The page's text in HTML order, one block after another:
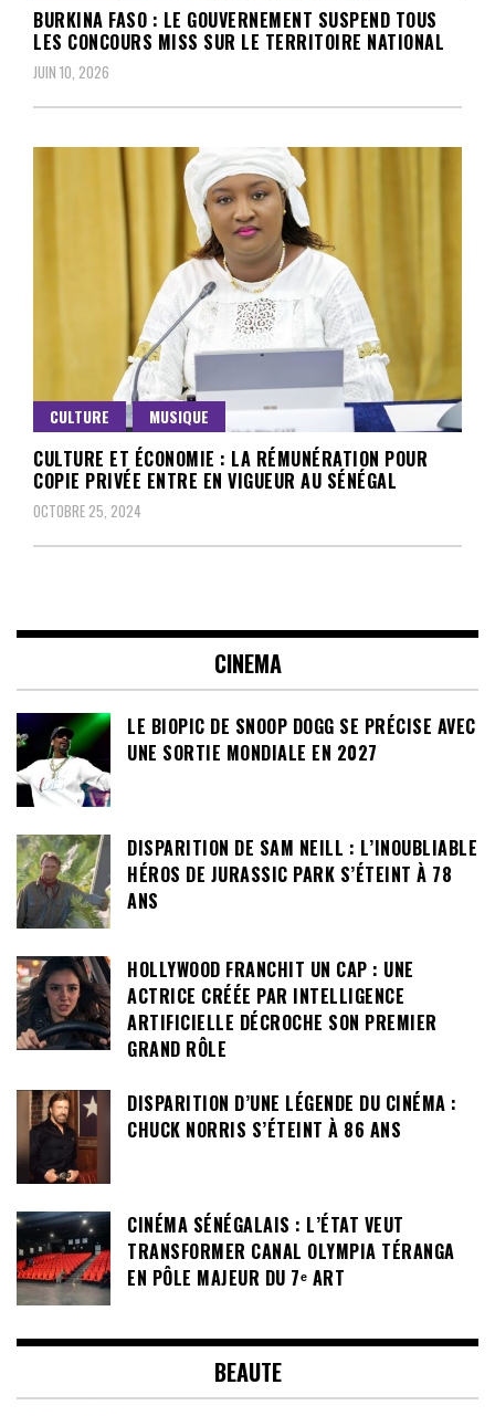
BURKINA FASO : LE GOUVERNEMENT SUSPEND TOUS
LES CONCOURS MISS SUR LE TERRITOIRE NATIONAL
JUIN 10, 2026
CULTURE MUSIQUE
CULTURE ET ÉCONOMIE : LA RÉMUNÉRATION POUR
COPIE PRIVÉE ENTRE EN VIGUEUR AU SÉNÉGAL
OCTOBRE 25, 2024
CINEMA
LE BIOPIC DE SNOOP DOGG SE PRÉCISE AVEC
UNE SORTIE MONDIALE EN 2027
DISPARITION DE SAM NEILL : L’INOUBLIABLE
HÉROS DE JURASSIC PARK S’ÉTEINT À 78
ANS
HOLLYWOOD FRANCHIT UN CAP : UNE
ACTRICE CRÉÉE PAR INTELLIGENCE
ARTIFICIELLE DÉCROCHE SON PREMIER
GRAND RÔLE
DISPARITION D’UNE LÉGENDE DU CINÉMA :
CHUCK NORRIS S’ÉTEINT À 86 ANS
CINÉMA SÉNÉGALAIS : L’ÉTAT VEUT
TRANSFORMER CANAL OLYMPIA TÉRANGA
EN PÔLE MAJEUR DU 7ᵉ ART
BEAUTE